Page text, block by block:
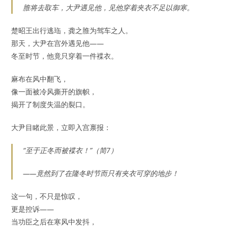
脽将去取车，大尹遇见他，见他穿着夹衣不足以御寒。
楚昭王出行逃珤，龚之脽为驾车之人。
那天，大尹在宫外遇见他——
冬至时节，他竟只穿着一件褋衣。
麻布在风中翻飞，
像一面被冷风撕开的旗帜，
揭开了制度失温的裂口。
大尹目睹此景，立即入宫禀报：
“至于正冬而被褋衣！”（简7）
——竟然到了在隆冬时节而只有夹衣可穿的地步！
这一句，不只是惊叹，
更是控诉——
当功臣之后在寒风中发抖，